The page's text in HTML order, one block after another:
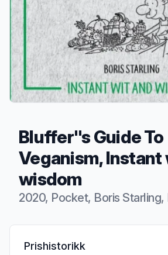
Bluffer''s Guide To
Veganism, Instant
wisdom
2020, Pocket, Boris Starling,
Produktbeskrivelse
Prishistorikk